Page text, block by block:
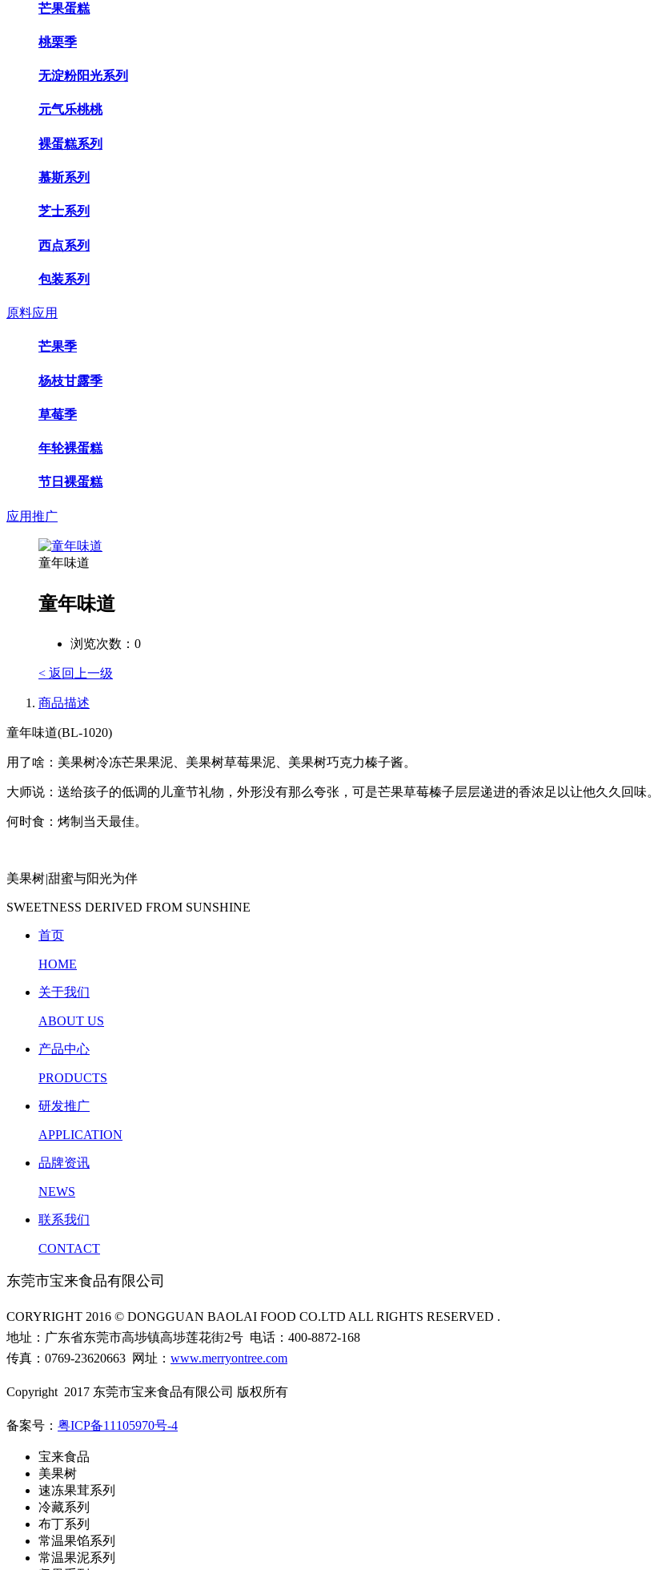
芒果蛋糕
桃栗季
无淀粉阳光系列
元气乐桃桃
裸蛋糕系列
慕斯系列
芝士系列
西点系列
包装系列
原料应用
芒果季
杨枝甘露季
草莓季
年轮裸蛋糕
节日裸蛋糕
应用推广
童年味道
童年味道
浏览次数： 0
< 返回上一级
商品描述
童年味道(BL-1020)
用了啥：美果树冷冻芒果果泥、美果树草莓果泥、美果树巧克力榛子酱。
大师说：送给孩子的低调的儿童节礼物，外形没有那么夸张，可是芒果草莓榛子层层递进的香浓足以让他久久回味。
何时食：烤制当天最佳。
美果树|甜蜜与阳光为伴
SWEETNESS DERIVED FROM SUNSHINE
首页
HOME
关于我们
ABOUT US
产品中心
PRODUCTS
研发推广
APPLICATION
品牌资讯
NEWS
联系我们
CONTACT
东莞市宝来食品有限公司
CORYRIGHT 2016 © DONGGUAN BAOLAI FOOD CO.LTD ALL RIGHTS RESERVED .
地址：广东省东莞市高埗镇高埗莲花街2号 电话：400-8872-168
传真：0769-23620663 网址： www.merryontree.com
Copyright 2017 东莞市宝来食品有限公司 版权所有
备案号： 粤ICP备11105970号-4
宝来食品
美果树
速冻果茸系列
冷藏系列
布丁系列
常温果馅系列
常温果泥系列